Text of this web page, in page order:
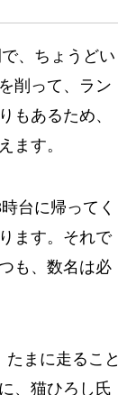
、ちょうどい
削って、ラン
もあるため、
ます。
台に帰ってく
ます。それで
も、数名は必
まに走ること
、猫ひろし氏